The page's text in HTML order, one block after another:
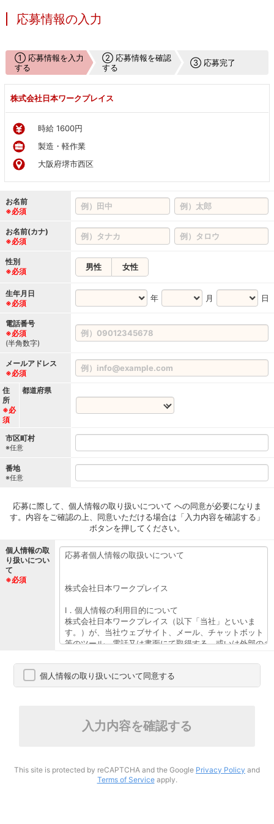
応募情報の入力
① 応募情報を入力
する
② 応募情報を確認
する
③ 応募完了
株式会社日本ワークプレイス
時給 1600円
製造・軽作業
大阪府堺市西区
お名前
※必須
お名前(カナ)
※必須
性別
※必須
男性 女性
生年月日
※必須
年 月 日
電話番号
※必須
(半角数字)
メールアドレス
※必須
住
所
※必
須
都道府県
市区町村
※任意
番地
※任意
応募に際して、個人情報の取り扱いについて への同意が必要になりま
す。内容をご確認の上、同意いただける場合は「入力内容を確認する」
ボタンを押してください。
個人情報の取
り扱いについ
て
※必須
個人情報の取り扱いについて同意する
入力内容を確認する
This site is protected by reCAPTCHA and the Google Privacy Policy and
Terms of Serviceapply.